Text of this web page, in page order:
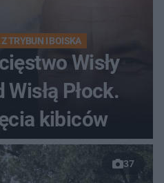
TRYBUN I BOISKA
Wisły
Płock.
kibiców
37